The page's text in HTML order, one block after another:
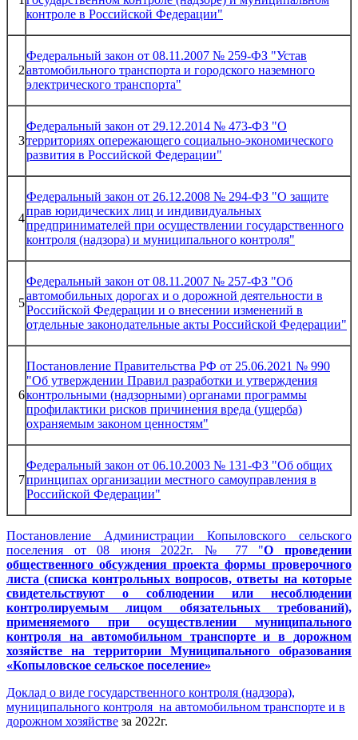
контроле в Российской Федерации"
2
Федеральный закон от 08.11.2007 № 259-ФЗ "Устав
автомобильного транспорта и городского наземного
электрического транспорта"
3
Федеральный закон от 29.12.2014 № 473-ФЗ "О
территориях опережающего социально-экономического
развития в Российской Федерации"
4
Федеральный закон от 26.12.2008 № 294-ФЗ "О защите
прав юридических лиц и индивидуальных
предпринимателей при осуществлении государственного
контроля (надзора) и муниципального контроля"
5
Федеральный закон от 08.11.2007 № 257-ФЗ "Об
автомобильных дорогах и о дорожной деятельности в
Российской Федерации и о внесении изменений в
отдельные законодательные акты Российской Федерации"
6
Постановление Правительства РФ от 25.06.2021 № 990
"Об утверждении Правил разработки и утверждения
контрольными (надзорными) органами программы
профилактики рисков причинения вреда (ущерба)
охраняемым законом ценностям"
7
Федеральный закон от 06.10.2003 № 131-ФЗ "Об общих
принципах организации местного самоуправления в
Российской Федерации"
Постановление Администрации Копыловского сельского
поселения от 08 июня 2022г. № 77 "О проведении
общественного обсуждения проекта формы проверочного
листа (списка контрольных вопросов, ответы на которые
свидетельствуют о соблюдении или несоблюдении
контролируемым лицом обязательных требований),
применяемого при осуществлении муниципального
контроля на автомобильном транспорте и в дорожном
хозяйстве на территории Муниципального образования
«Копыловское сельское поселение»
Доклад о виде государственного контроля (надзора),
муниципального контроля на автомобильном транспорте и в
дорожном хозяйстве за 2022г.